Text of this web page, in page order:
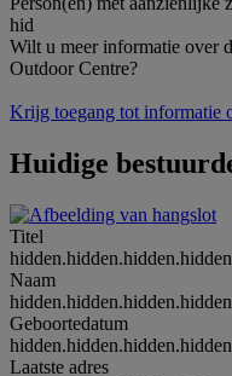
hid
Wilt u meer informatie over
Outdoor Centre?
Krijg toegang tot informatie
Huidige
Titel
Naam
Geboortedatum
Laatste adres